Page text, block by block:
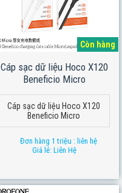
Còn hàng
Cáp sạc dữ liệu Hoco X120
Beneficio Micro
Cáp sạc dữ liệu Hoco X120
Beneficio Micro
Đơn hàng 1 triệu : liên hệ
Giá lẻ: Liên Hệ